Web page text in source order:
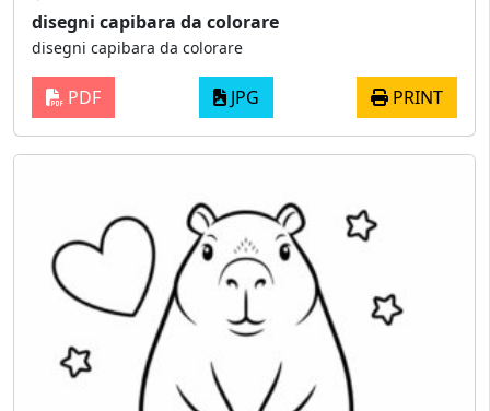
disegni capibara da colorare
disegni capibara da colorare
PDF JPG PRINT